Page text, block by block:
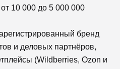
10 000 до 5 000 000
бренд
и деловых партнёров,
(Wildberries, Ozon и